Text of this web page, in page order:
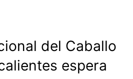
del Caballo
espera